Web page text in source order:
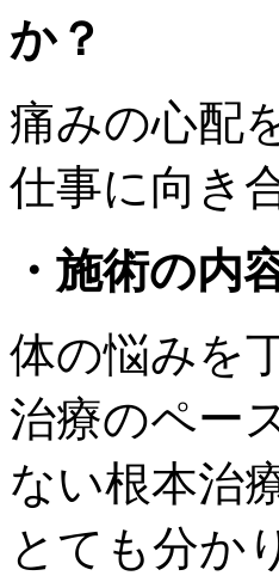
か？
痛みの心配
仕事に向き
・施術の内
体の悩みを
治療のペー
ない根本治
とても分か